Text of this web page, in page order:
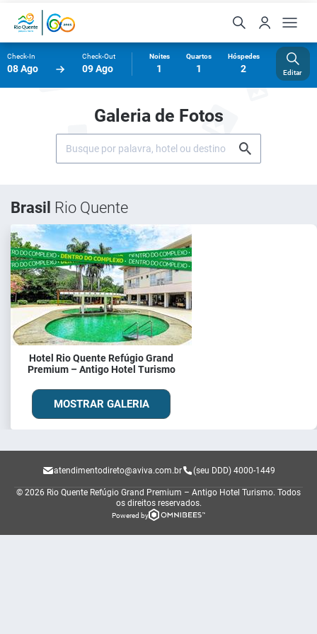
Check-In
08 Ago
Check-Out
09 Ago
Noites
1
Quartos
1
Hóspedes
2 Editar
Galeria de Fotos
Brasil Rio Quente
Hotel Rio Quente Refúgio Grand
Premium – Antigo Hotel Turismo
MOSTRAR GALERIA
atendimentodireto@aviva.com.br (seu DDD) 4000-1449
© 2026 Rio Quente Refúgio Grand Premium – Antigo Hotel Turismo. Todos
os direitos reservados.
Powered by